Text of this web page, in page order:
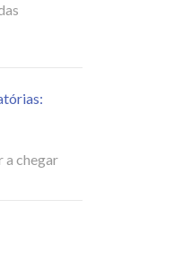
a chegar